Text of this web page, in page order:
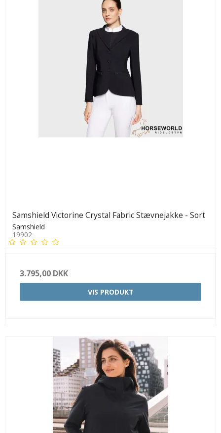
Samshield Victorine Crystal Fabric Stævnejakke - Sort
Samshield
19902
3.795,00 DKK
VIS PRODUKT